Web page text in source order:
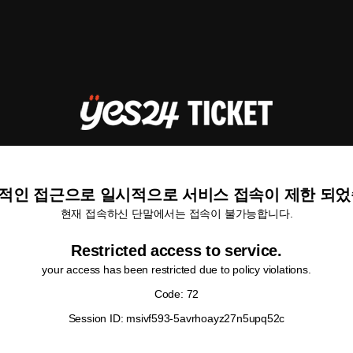
인 접근으로 일시적으로 서비스 접속이 제한 되
현재 접속하신 단말에서는 접속이 불가능합니다.
Restricted access to service.
your access has been restricted due to policy violations.
Code: 72
Session ID: msivf593-5avrhoayz27n5upq52c